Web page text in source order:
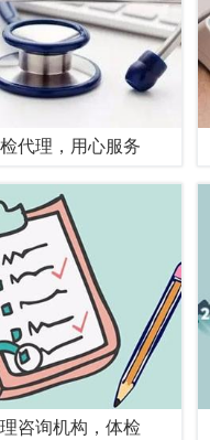
代理，用心服务
咨询机构，体检